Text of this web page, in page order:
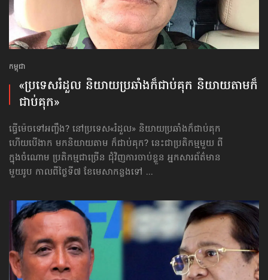
កម្ពុជា
«ប្រទេសរំដួល និយាយ​ប្រឆាំង​ក៏ជាប់គុក និយាយតាម​ក៏
ជាប់គុក»
ធ្វើម៉េចទៅអញ្ចឹង? នៅប្រទេស«រំដួល» និយាយ​ប្រឆាំង​ក៏ជាប់គុក
ហើយបើងាក មក​និយាយ​តាម ក៏ជាប់គុក? នេះជាប្រតិកម្មមួយ ពី
ក្នុងចំណោម ប្រតិកម្មជាច្រើន ជុំវិញ​ការចាប់ខ្លួន អ្នកសារព័ត៌មាន
មួយរូប កាលពីថ្ងៃទី៧ ខែមេសាកន្លងទៅ ...